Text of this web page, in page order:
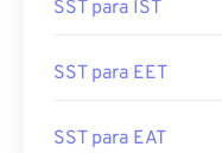
SST para IST
SST para EET
SST para EAT